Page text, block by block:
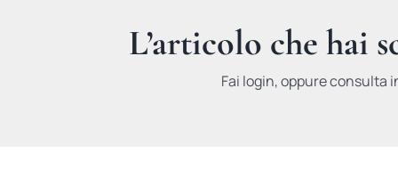
L’articolo che hai
Fai login, oppure consulta